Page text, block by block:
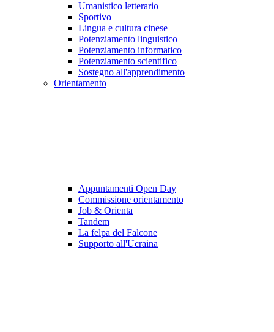
Umanistico letterario
Sportivo
Lingua e cultura cinese
Potenziamento linguistico
Potenziamento informatico
Potenziamento scientifico
Sostegno all'apprendimento
Orientamento
Appuntamenti Open Day
Commissione orientamento
Job & Orienta
Tandem
La felpa del Falcone
Supporto all'Ucraina